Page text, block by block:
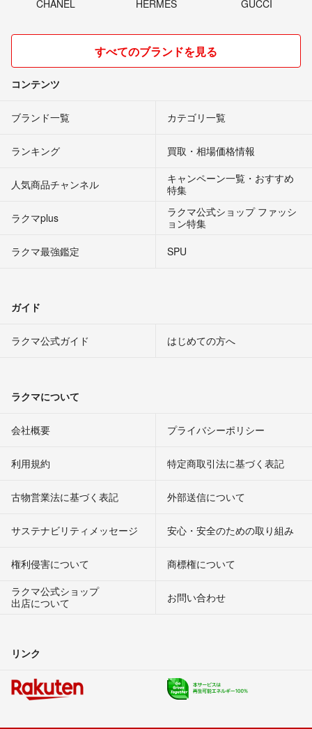
CHANEL HERMES GUCCI
すべてのブランドを見る
コンテンツ
ブランド一覧 カテゴリ一覧
ランキング 買取・相場価格情報
人気商品チャンネル
キャンペーン一覧・おすすめ
特集
ラクマplus
ラクマ公式ショップ ファッシ
ョン特集
ラクマ最強鑑定
SPU
ガイド
ラクマ公式ガイド はじめての方へ
ラクマについて
会社概要 プライバシーポリシー
利用規約 特定商取引法に基づく表記
古物営業法に基づく表記 外部送信について
サステナビリティメッセージ 安心・安全のための取り組み
権利侵害について
商標権について
ラクマ公式ショップ
出店について
お問い合わせ
リンク